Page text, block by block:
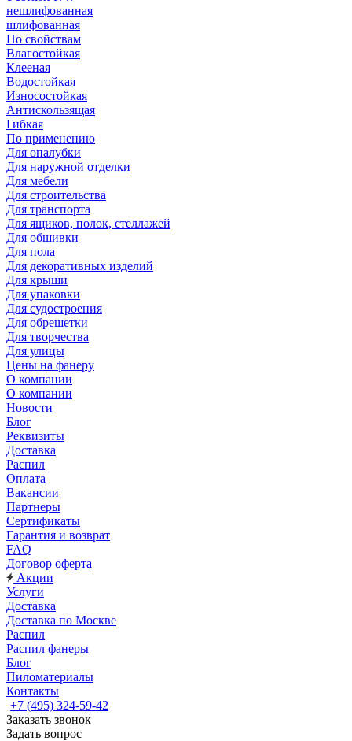
нешлифованная
шлифованная
По свойствам
Влагостойкая
Клееная
Водостойкая
Износостойкая
Антискользящая
Гибкая
По применению
Для опалубки
Для наружной отделки
Для мебели
Для строительства
Для транспорта
Для ящиков, полок, стеллажей
Для обшивки
Для пола
Для декоративных изделий
Для крыши
Для упаковки
Для судостроения
Для обрешетки
Для творчества
Для улицы
Цены на фанеру
О компании
О компании
Новости
Блог
Реквизиты
Доставка
Распил
Оплата
Вакансии
Партнеры
Сертификаты
Гарантия и возврат
FAQ
Договор оферта
Акции
Услуги
Доставка
Доставка по Москве
Распил
Распил фанеры
Блог
Пиломатериалы
Контакты
+7 (495) 324-59-42
Заказать звонок
Задать вопрос